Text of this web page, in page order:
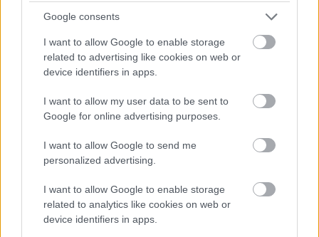
Google consents
I want to allow Google to enable storage
related to advertising like cookies on web or
device identifiers in apps.
I want to allow my user data to be sent to
Google for online advertising purposes.
I want to allow Google to send me
personalized advertising.
I want to allow Google to enable storage
related to analytics like cookies on web or
device identifiers in apps.